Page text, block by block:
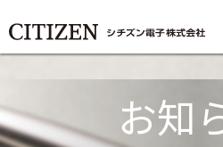
お知